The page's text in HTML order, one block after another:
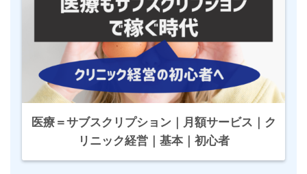
医療＝サブスクリプション｜月額サービス｜ク
リニック経営｜基本｜初心者